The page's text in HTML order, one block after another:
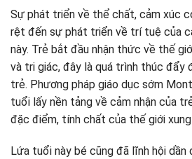
Sự phát triển về thể chất, cảm xúc
rệt đến sự phát triển về trí tuệ của
này. Trẻ bắt đầu nhận thức về thế
và tri giác, đây là quá trình thúc đẩy
trẻ. Phương pháp giáo dục sớm
tuổi lấy nền tảng về cảm nhận của
đặc điểm, tính chất của thế giới xung
Lứa tuổi này bé cũng đã lĩnh hội dần